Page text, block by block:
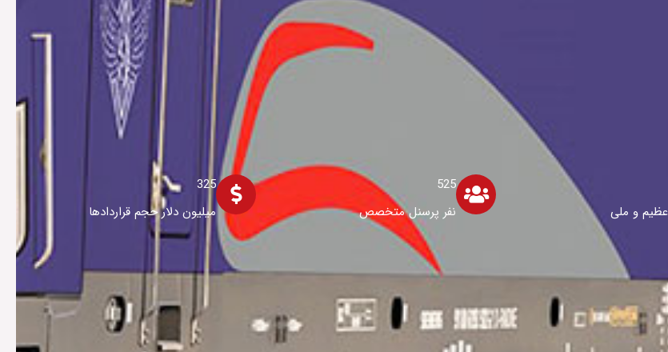
325
میلیون دلار حجم قراردادها
525
نفر پرسنل متخصص
عظیم و ملی